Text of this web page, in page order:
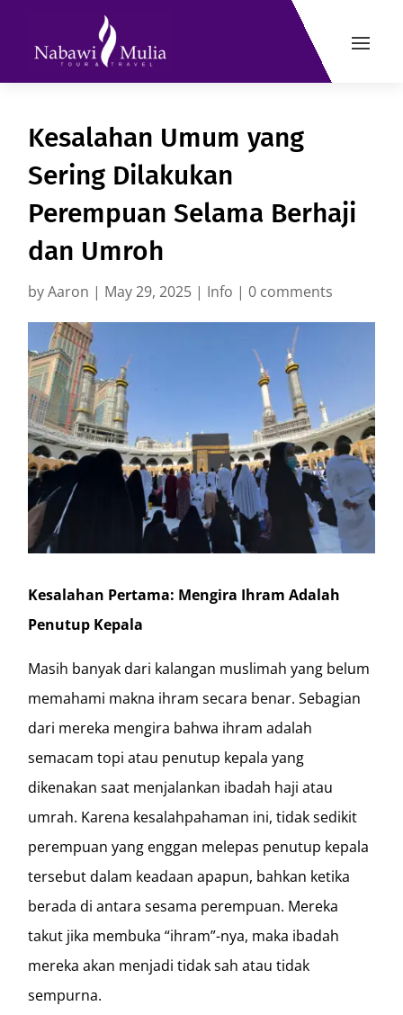
Kesalahan Umum yang
Sering Dilakukan
Perempuan Selama Berhaji
dan Umroh
byAaron | May 29, 2025 | Info |0 comments
Kesalahan Pertama: Mengira Ihram Adalah
Penutup Kepala
Masih banyak dari kalangan muslimah yang belum
memahami makna ihram secara benar. Sebagian
dari mereka mengira bahwa ihram adalah
semacam topi atau penutup kepala yang
dikenakan saat menjalankan ibadah haji atau
umrah. Karena kesalahpahaman ini, tidak sedikit
perempuan yang enggan melepas penutup kepala
tersebut dalam keadaan apapun, bahkan ketika
berada di antara sesama perempuan. Mereka
takut jika membuka “ihram”-nya, maka ibadah
mereka akan menjadi tidak sah atau tidak
sempurna.